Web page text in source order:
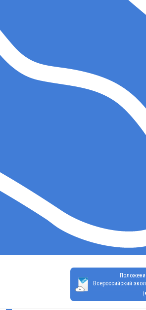
Всероссийский